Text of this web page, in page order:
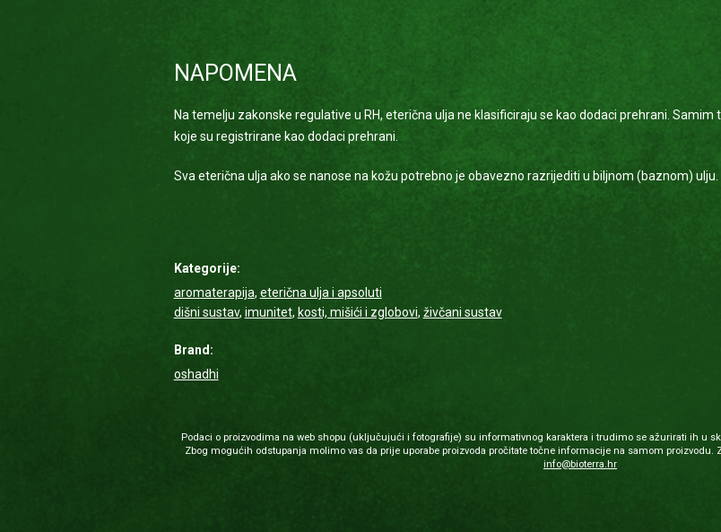
NAPOMENA
Na temelju zakonske regulative u RH, eterična ulja ne klasificiraju se kao dodaci prehrani.
koje su registrirane kao dodaci prehrani.
Sva eterična ulja ako se nanose na kožu potrebno je obavezno razrijediti u biljnom (baznom) ulju.
Kategorije:
aromaterapija, eterična ulja i apsoluti
dišni sustav, imunitet, kosti, mišići i zglobovi, živčani sustav
Brand:
oshadhi
Podaci o proizvodima na web shopu (uključujući i fotografije) su informativnog karaktera i trudimo se ažurirati ih u
Zbog mogućih odstupanja molimo vas da prije uporabe proizvoda pročitate točne informacije na samom proizvodu.
info@bioterra.hr